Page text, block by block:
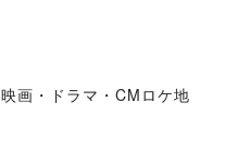
映画・ドラマ・CMロケ地